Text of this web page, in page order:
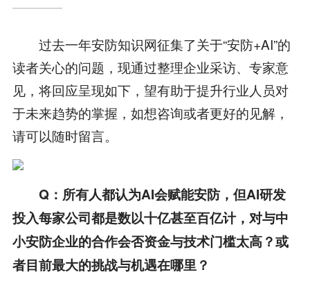
过去一年安防知识网征集了关于“安防+AI”的
读者关心的问题，现通过整理企业采访、专家意
见，将回应呈现如下，望有助于提升行业人员对
于未来趋势的掌握，如想咨询或者更好的见解，
请可以随时留言。
Q：所有人都认为AI会赋能安防，但AI研发
投入每家公司都是数以十亿甚至百亿计，对与中
小安防企业的合作会否资金与技术门槛太高？或
者目前最大的挑战与机遇在哪里？